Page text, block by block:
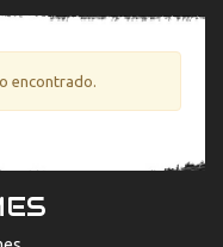
encontrado.